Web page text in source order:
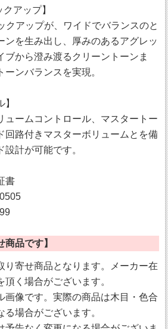
アップ】
クアップが、ワイドでバランスのと
ンを生み出し、厚みのあるアグレッ
ブから澄み渡るクリーントーンま
ンバランスを実現。
ュームコントロール、マスタートー
回路付きマスターボリュームとを備
設計が可能です。
書
商品です】
寄せ商品となります。メーカー在
く場合がございます。
像です。実際の商品は木目・色合
場合がございます。